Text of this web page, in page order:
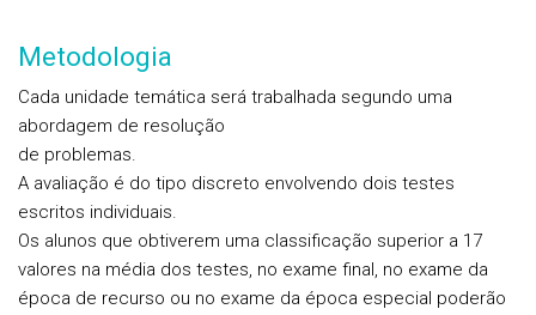
Metodologia
Cada unidade temática será trabalhada segundo uma
abordagem de resolução
de problemas.
A avaliação é do tipo discreto envolvendo dois testes
escritos individuais.
Os alunos que obtiverem uma classificação superior a 17
valores na média dos testes, no exame final, no exame da
época de recurso ou no exame da época especial poderão